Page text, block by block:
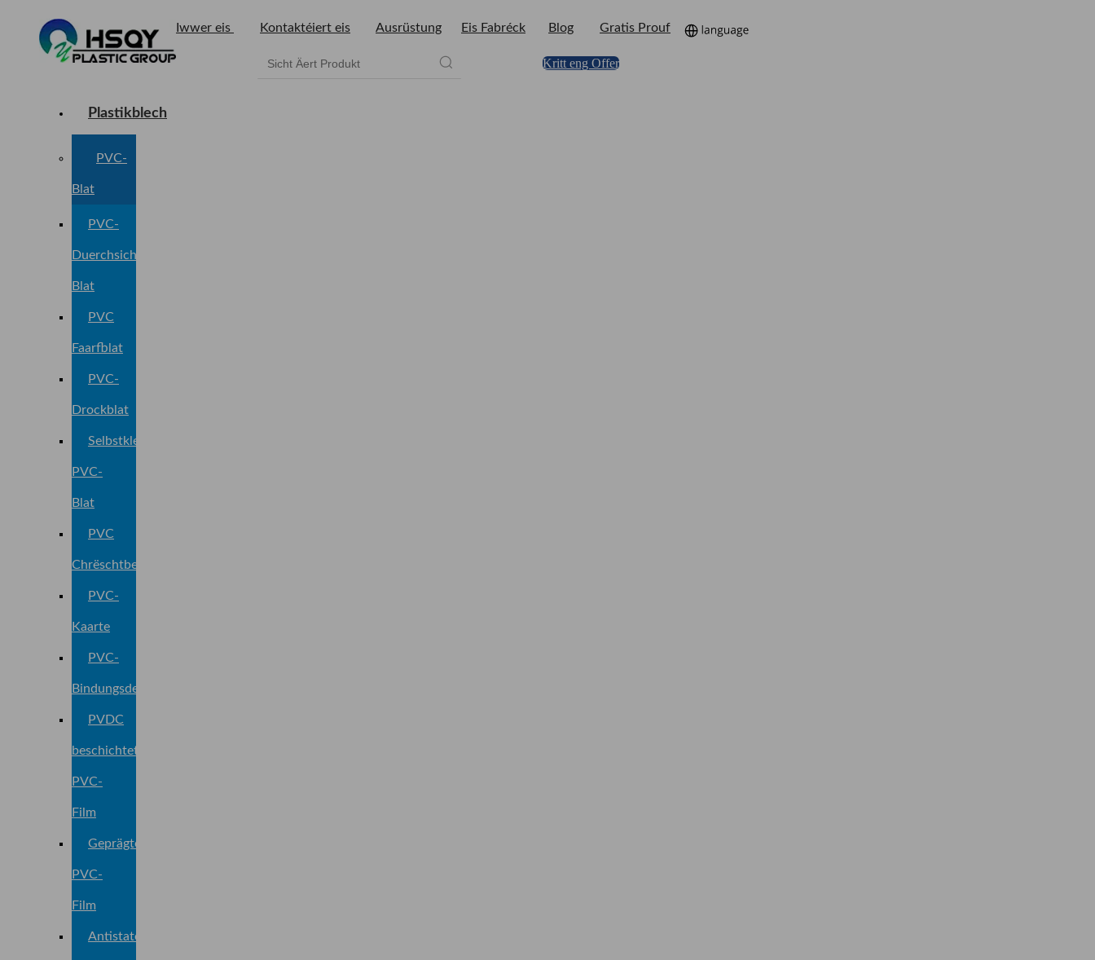
Iwwer eis Kontaktéiert eis Ausrüstung Eis Fabréck Blog Gratis Prouf
Kritt eng Offer
Plastikblech
PVC-
Blat
PVC-
Duerchsichteg
Blat
PVC
Faarfblat
PVC-
Drockblat
Selbstklebend
PVC-
Blat
PVC
Chrëschtbeemchenfolie
PVC-
Kaarte
PVC-
Bindungsdeckel
PVDC
beschichtete
PVC-
Film
Geprägte
PVC-
Film
Antistatesch